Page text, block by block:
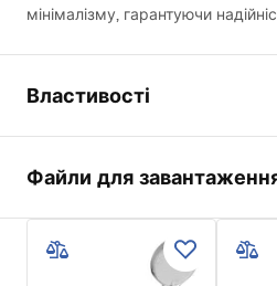
мінімалізму, гарантуючи
Властивості
Матеріал
Спосіб монтажу
Ширина
110
Файли для
Pielęgnacja
Pielęgnacja.pdf